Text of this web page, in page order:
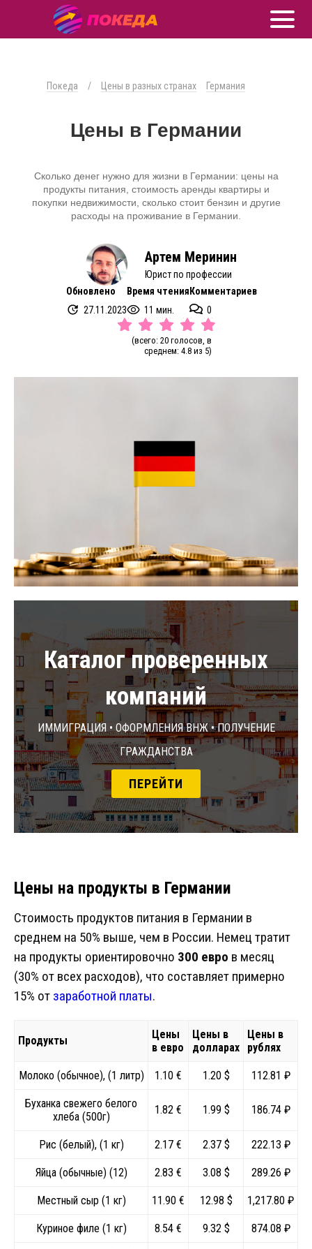
Покеда / Цены в разных странах Германия
Цены в Германии
Сколько денег нужно для жизни в Германии: цены на
продукты питания, стоимость аренды квартиры и
покупки недвижимости, сколько стоит бензин и другие
расходы на проживание в Германии.
Артем Меринин
Юрист по профессии
Обновлено
27.11.2023
Время чтения
11 мин.
Комментариев
0
(всего: 20 голосов, в
среднем: 4.8 из 5)
Каталог проверенных
компаний
Иммиграция • Оформления ВНЖ • Получение
гражданства
ПЕРЕЙТИ
Цены на продукты в Германии
Стоимость продуктов питания в Германии в
среднем на 50% выше, чем в России. Немец тратит
на продукты ориентировочно 300 евро в месяц
(30% от всех расходов), что составляет примерно
15% от заработной платы.
Продукты
Цены
в евро
Цены в
долларах
Цены в
рублях
Молоко (обычное), (1 литр) 1.10 € 1.20 $ 112.81 ₽
Буханка свежего белого
хлеба (500г)
1.82 € 1.99 $ 186.74 ₽
Рис (белый), (1 кг) 2.17 € 2.37 $ 222.13 ₽
Яйца (обычные) (12) 2.83 € 3.08 $ 289.26 ₽
Местный сыр (1 кг) 11.90 € 12.98 $ 1,217.80 ₽
Куриное филе (1 кг) 8.54 € 9.32 $ 874.08 ₽